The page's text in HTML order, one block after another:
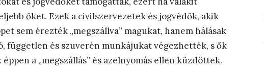
őket. Ezek a civilszervezetek és jogvédők, akik
sem érezték „megszállva” magukat, hanem hálásak
független és szuverén munkájukat végezhették, s ők
a „megszállás” és azelnyomás ellen küzdöttek.